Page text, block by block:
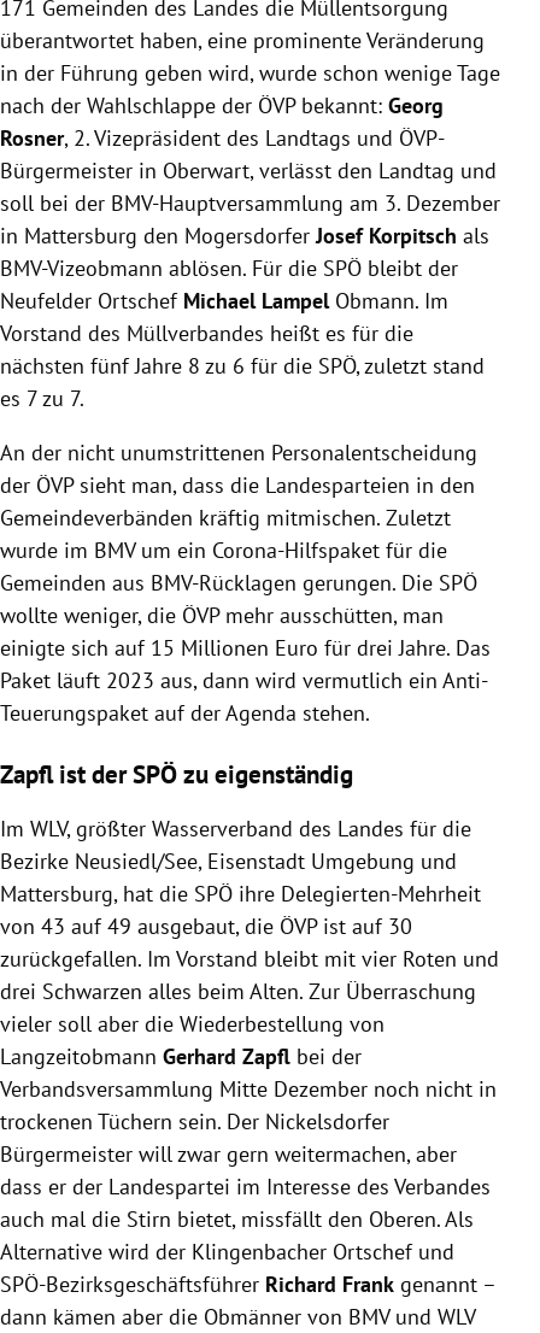
171 Gemeinden des Landes die Müllentsorgung
überantwortet haben, eine prominente Veränderung
in der Führung geben wird, wurde schon wenige Tage
nach der Wahlschlappe der ÖVP bekannt: Georg
Rosner, 2. Vizepräsident des Landtags und ÖVP-
Bürgermeister in Oberwart, verlässt den Landtag und
soll bei der BMV-Hauptversammlung am 3. Dezember
in Mattersburg den MogersdorferJosef Korpitsch als
BMV-Vizeobmann ablösen. Für die SPÖ bleibt der
Neufelder Ortschef Michael LampelObmann. Im
Vorstand des Müllverbandes heißt es für die
nächsten fünf Jahre 8 zu 6 für die SPÖ, zuletzt stand
es 7 zu 7.
An der nicht unumstrittenen Personalentscheidung
der ÖVP sieht man, dass die Landesparteien in den
Gemeindeverbänden kräftig mitmischen. Zuletzt
wurde im BMV um ein Corona-Hilfspaket für die
Gemeinden aus BMV-Rücklagen gerungen. Die SPÖ
wollte weniger, die ÖVP mehr ausschütten, man
einigte sich auf 15 Millionen Euro für drei Jahre. Das
Paket läuft 2023 aus, dann wird vermutlich ein Anti-
Teuerungspaket auf der Agenda stehen.
Zapfl ist der SPÖ zu eigenständig
Im WLV, größter Wasserverband des Landes für die
Bezirke Neusiedl/See, Eisenstadt Umgebung und
Mattersburg, hat die SPÖ ihre Delegierten-Mehrheit
von 43 auf 49 ausgebaut, die ÖVP ist auf 30
zurückgefallen. Im Vorstand bleibt mit vier Roten und
drei Schwarzen alles beim Alten. Zur Überraschung
vieler soll aber die Wiederbestellung von
Langzeitobmann Gerhard Zapfl bei der
Verbandsversammlung Mitte Dezember noch nicht in
trockenen Tüchern sein. Der Nickelsdorfer
Bürgermeister will zwar gern weitermachen, aber
dass er der Landespartei im Interesse des Verbandes
auch mal die Stirn bietet, missfällt den Oberen. Als
Alternative wird der Klingenbacher Ortschef und
SPÖ-Bezirksgeschäftsführer Richard Frank genannt –
dann kämen aber die Obmänner von BMV und WLV